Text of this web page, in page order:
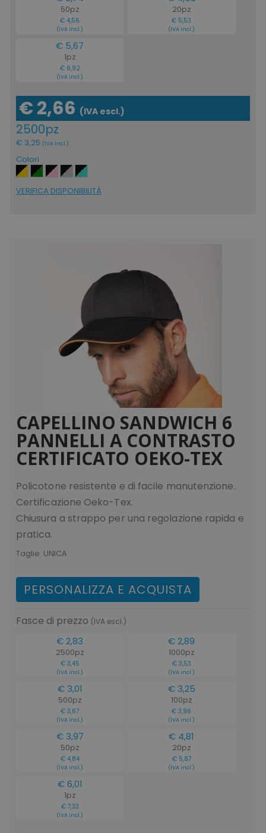
50pz
€ 4,56
(IVA incl.)
20pz
€ 5,53
(IVA incl.)
€ 5,67
1pz
€ 6,92
(IVA incl.)
€ 2,66 (IVA escl.)
2500pz
€ 3,25 (IVA incl.)
Colori
VERIFICA DISPONIBILITÁ
CAPELLINO SANDWICH 6
PANNELLI A CONTRASTO
CERTIFICATO OEKO-TEX
Policotone resistente e di facile manutenzione.
Certificazione Oeko-Tex.
Chiusura a strappo per una regolazione rapida e
pratica.
Taglie: UNICA
PERSONALIZZA E ACQUISTA
Fasce di prezzo (IVA escl.)
€ 2,83
2500pz
€ 3,45
(IVA incl.)
€ 2,89
1000pz
€ 3,53
(IVA incl.)
€ 3,01
500pz
€ 3,67
(IVA incl.)
€ 3,25
100pz
€ 3,96
(IVA incl.)
€ 3,97
50pz
€ 4,84
(IVA incl.)
€ 4,81
20pz
€ 5,87
(IVA incl.)
€ 6,01
1pz
€ 7,33
(IVA incl.)